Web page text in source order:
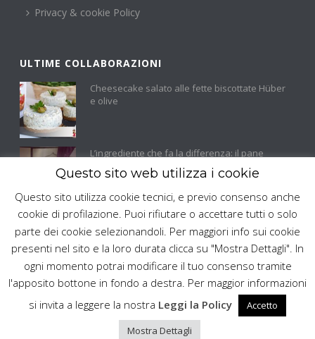
Privacy & cookie Policy
ULTIME COLLABORAZIONI
Cheesecake salato alle fette biscottate Hüber
e olive
L’ingrediente che fa la differenza: il pane
integrale di segale raccontato da Scorza
d’Arancia
L’aperi-cena sandwich con il pane integrale di
segale Hüber
Copyright OdueO S.r.l. 2017 - Tutti i diritti riservati - P. Iva
Questo sito web utilizza i cookie
Questo sito utilizza cookie tecnici, e previo consenso anche
cookie di profilazione. Puoi rifiutare o accettare tutti o solo
parte dei cookie selezionandoli. Per maggiori info sui cookie
presenti nel sito e la loro durata clicca su "Mostra Dettagli". In
ogni momento potrai modificare il tuo consenso tramite
l'apposito bottone in fondo a destra. Per maggior informazioni
si invita a leggere la nostra Leggi la Policy
Accetto
Mostra Dettagli